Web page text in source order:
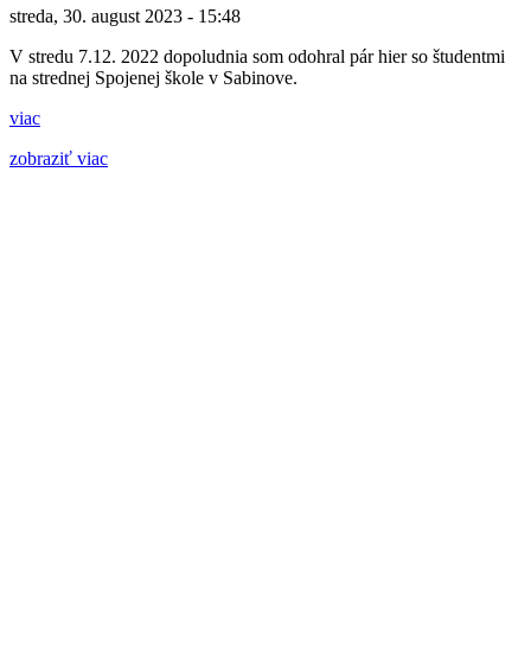
streda, 30. august 2023 - 15:48
V stredu 7.12. 2022 dopoludnia som odohral pár hier so študentmi
na strednej Spojenej škole v Sabinove.
viac
zobraziť viac